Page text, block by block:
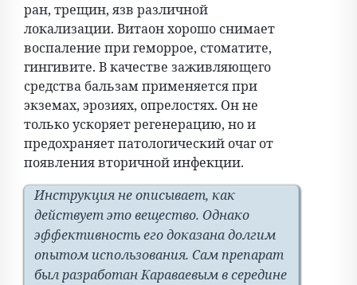
ран, трещин, язв различной
локализации. Витаон хорошо снимает
воспаление при геморрое, стоматите,
гингивите. В качестве заживляющего
средства бальзам применяется при
экземах, эрозиях, опрелостях. Он не
только ускоряет регенерацию, но и
предохраняет патологический очаг от
появления вторичной инфекции.
Инструкция не описывает, как
действует это вещество. Однако
эффективность его доказана долгим
опытом использования. Сам препарат
был разработан Караваевым в середине